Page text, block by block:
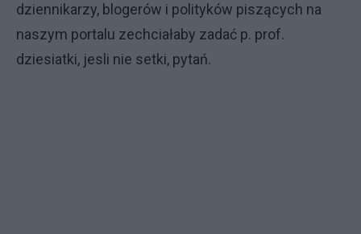
dziennikarzy, blogerów i polityków piszących na
naszym portalu zechciałaby zadać p. prof.
dziesiatki, jesli nie setki, pytań.